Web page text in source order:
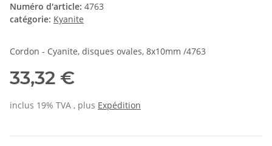
Numéro d'article: 4763
catégorie: Kyanite
Cordon - Cyanite, disques ovales, 8x10mm /4763
33,32 €
inclus 19% TVA , plus Expédition